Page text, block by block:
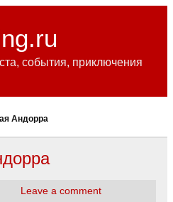
события, приключения
Андорра
Leave a comment